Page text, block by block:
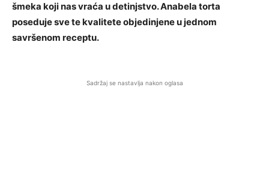
šmeka koji nas vraća u detinjstvo. Anabela torta
poseduje sve te kvalitete objedinjene u jednom
savršenom receptu.
Sadržaj se nastavlja nakon oglasa